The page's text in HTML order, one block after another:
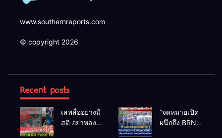
www.southernreports.com
© copyright 2026
Recent posts
เสพสื่ออย่างมี
สติ อย่าหลง
“จดหมายเปิด
ผนึกถึง BRN”